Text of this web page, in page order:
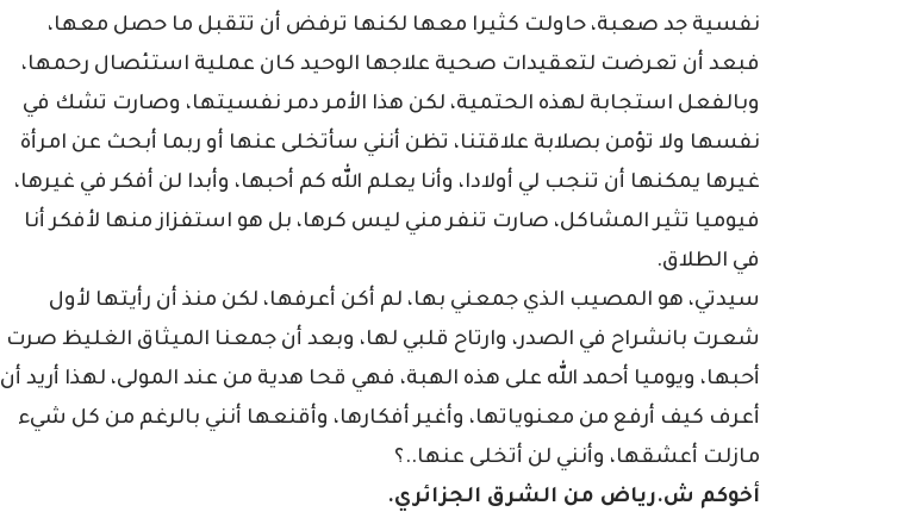
نفسية جد صعبة، حاولت كثيرا معها لكنها ترفض أن تتقبل ما حصل معها،
فبعد أن تعرضت لتعقيدات صحية علاجها الوحيد كان عملية استئصال رحمها،
وبالفعل استجابة لهذه الحتمية، لكن هذا الأمر دمر نفسيتها، وصارت تشك في
نفسها ولا تؤمن بصلابة علاقتنا، تظن أنني سأتخلى عنها أو ربما أبحث عن امرأة
غيرها يمكنها أن تنجب لي أولادا، وأنا يعلم الله كم أحبها، وأبدا لن أفكر في غيرها،
فيوميا تثير المشاكل، صارت تنفر مني ليس كرها، بل هو استفزاز منها لأفكر أنا
في الطلاق.
سيدتي، هو المصيب الذي جمعني بها، لم أكن أعرفها، لكن منذ أن رأيتها لأول
شعرت بانشراح في الصدر، وارتاح قلبي لها، وبعد أن جمعنا الميثاق الغليظ صرت
أحبها، ويوميا أحمد الله على هذه الهبة، فهي قحا هدية من عند المولى، لهذا أريد أن
أعرف كيف أرفع من معنوياتها، وأغير أفكارها، وأقنعها أنني بالرغم من كل شيء
مازلت أعشقها، وأنني لن أتخلى عنها..؟
أخوكم ش.رياض من الشرق الجزائري.